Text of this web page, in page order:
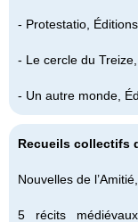
- Protestatio ,
- Le cercle du Treize
- Un autre monde ,
Recueils collectifs
Nouvelles de
5 récits